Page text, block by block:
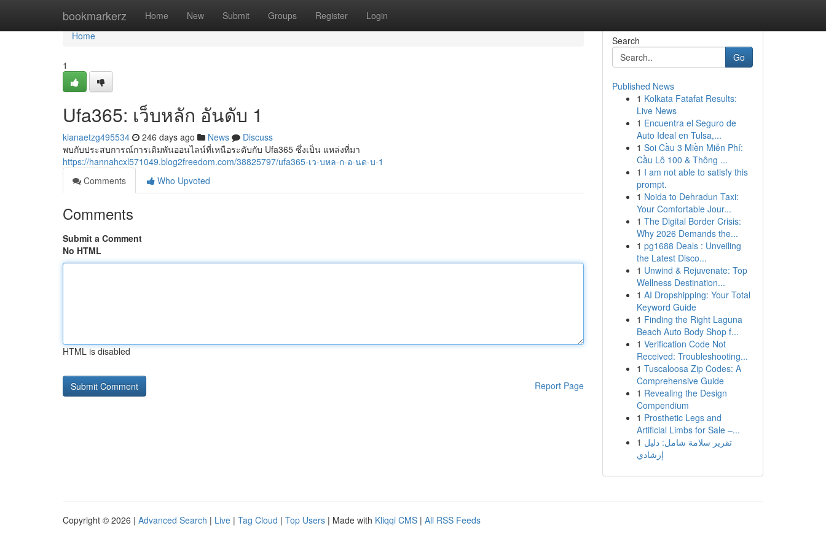
bookmarkerz Home New Submit Groups Register Login
Home
Home
1
Ufa365: เว็บหลัก อันดับ 1
kianaetzg495534 246 days ago News
Discuss
พบกับประสบการณ์การเดิมพันออนไลน์ที่เหนือระดับกับ Ufa365 ซึ่งเป็น แหล่งที่มา
https://hannahcxl571049.blog2freedom.com/38825797/ufa365-เว-บหล-ก-อ-นด-บ-1
Comments
Who Upvoted
Comments
Submit a Comment
No HTML
HTML is disabled
Report Page
Search
Go
Published News
1 Kolkata Fatafat Results:
Live News
1 Encuentra el Seguro de
Auto Ideal en Tulsa,...
1 Soi Cầu 3 Miền Miễn Phí:
Cầu Lô 100 & Thông ...
1 I am not able to satisfy this
prompt.
1 Noida to Dehradun Taxi:
Your Comfortable Jour...
1 The Digital Border Crisis:
Why 2026 Demands the...
1 pg1688 Deals : Unveiling
the Latest Disco...
1 Unwind & Rejuvenate: Top
Wellness Destination...
1 AI Dropshipping: Your Total
Keyword Guide
1 Finding the Right Laguna
Beach Auto Body Shop f...
1 Verification Code Not
Received: Troubleshooting...
1 Tuscaloosa Zip Codes: A
Comprehensive Guide
1 Revealing the Design
Compendium
1 Prosthetic Legs and
Artificial Limbs for Sale –...
1 تقرير سلامة شامل: دليل
إرشادي
Copyright © 2026 | Advanced Search | Live | Tag Cloud | Top Users | Made with Kliqqi CMS | All RSS Feeds